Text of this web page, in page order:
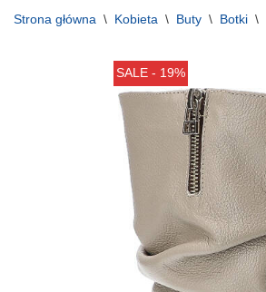
Strona główna \ Kobieta \ Buty \ Botki \
SALE - 19%